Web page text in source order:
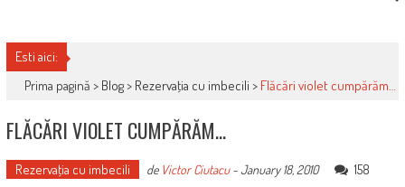
Esti aici:
Prima pagină > Blog> Rezervaţia cu imbecili > Flăcări violet cumpărăm…
FLĂCĂRI VIOLET CUMPĂRĂM…
Rezervaţia cu imbecili de Victor Ciutacu-January 18, 2010
158